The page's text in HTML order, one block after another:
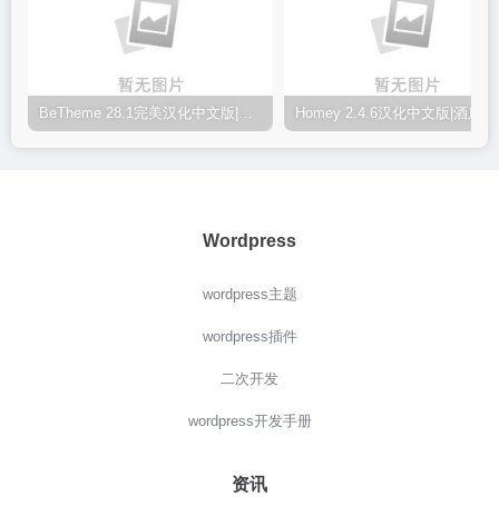
BeTheme 28.1完美汉化中文版|最佳多功能响应式WordPress企业主题模板
Wordpress
wordpress主题
wordpress插件
二次开发
wordpress开发手册
资讯